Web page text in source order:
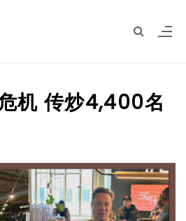
机 传炒4,400名